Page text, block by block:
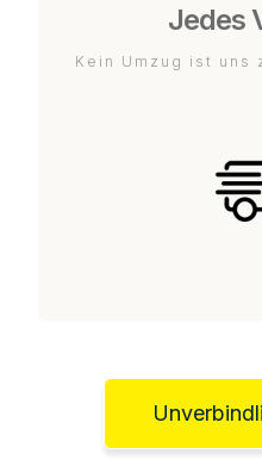
Jedes
Kein Umzug ist uns